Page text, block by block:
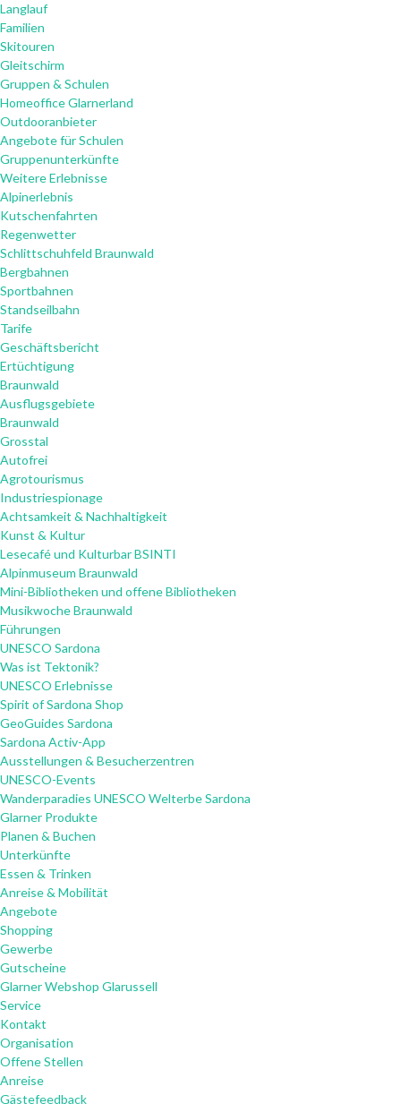
Langlauf
Familien
Skitouren
Gleitschirm
Gruppen & Schulen
Homeoffice Glarnerland
Outdooranbieter
Angebote für Schulen
Gruppenunterkünfte
Weitere Erlebnisse
Alpinerlebnis
Kutschenfahrten
Regenwetter
Schlittschuhfeld Braunwald
Bergbahnen
Sportbahnen
Standseilbahn
Tarife
Geschäftsbericht
Ertüchtigung
Braunwald
Ausflugsgebiete
Braunwald
Grosstal
Autofrei
Agrotourismus
Industriespionage
Achtsamkeit & Nachhaltigkeit
Kunst & Kultur
Lesecafé und Kulturbar BSINTI
Alpinmuseum Braunwald
Mini-Bibliotheken und offene Bibliotheken
Musikwoche Braunwald
Führungen
UNESCO Sardona
Was ist Tektonik?
UNESCO Erlebnisse
Spirit of Sardona Shop
GeoGuides Sardona
Sardona Activ-App
Ausstellungen & Besucherzentren
UNESCO-Events
Wanderparadies UNESCO Welterbe Sardona
Glarner Produkte
Planen & Buchen
Unterkünfte
Essen & Trinken
Anreise & Mobilität
Angebote
Shopping
Gewerbe
Gutscheine
Glarner Webshop Glarussell
Service
Kontakt
Organisation
Offene Stellen
Anreise
Gästefeedback